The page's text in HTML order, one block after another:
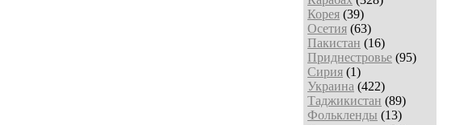
Корея (39)
Осетия (63)
Пакистан (16)
Приднестровье (95)
Сирия (1)
Украина (422)
Таджикистан (89)
Фолькленды (13)